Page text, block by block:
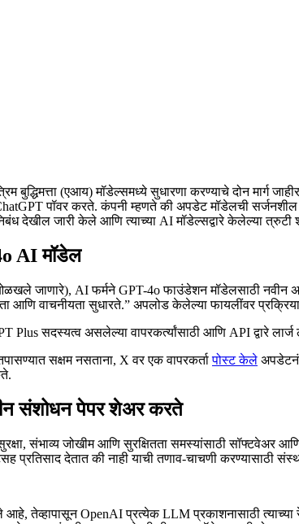
बुद्धिमत्ता (एआय) मॉडेल्समध्ये सुधारणा करण्याचे दोन मार्ग
पॉवर करते. कंपनी म्हणते की अपडेट मॉडेलची
देखील जारी केले आणि त्याच्या AI मॉडेल्सद्वारे केलेल्या त्रुटी
AI मॉडेल
जाणारे), AI फर्मने GPT-4o फाउंडेशन मॉडेलसाठी
आणि वाचनीयता सुधारते.” अपलोड केलेल्या फायलींवर
Plus सदस्यत्व असलेल्या वापरकर्त्यांसाठी आणि API द्वारे
सक्षम नसताना, X वर एक वापरकर्तापोस्ट केले
संशोधन पेपर शेअर करते
संभाव्य जोखीम आणि सुरक्षितता समस्यांसाठी सॉफ्टवेअर
प्रतिसाद देतात की नाही याची तणाव-चाचणी करण्यासाठी
तेव्हापासून OpenAI प्रत्येक LLM प्रकाशनासाठी